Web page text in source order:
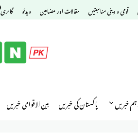
قومی و دینی مناسبتیں مقالات اور مضامین ویدئو گالری
خبریں پاکستان کی خبریں بین الاقوامی خبریں